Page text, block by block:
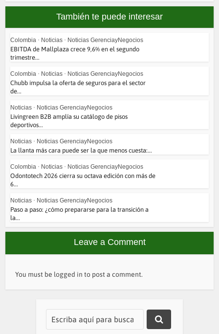
También te puede interesar
Colombia • Noticias • Noticias GerenciayNegocios
EBITDA de Mallplaza crece 9,6% en el segundo
trimestre...
Colombia • Noticias • Noticias GerenciayNegocios
Chubb impulsa la oferta de seguros para el sector
de...
Noticias • Noticias GerenciayNegocios
Livingreen B2B amplía su catálogo de pisos
deportivos...
Noticias • Noticias GerenciayNegocios
La llanta más cara puede ser la que menos cuesta:...
Colombia • Noticias • Noticias GerenciayNegocios
Odontotech 2026 cierra su octava edición con más de
6...
Noticias • Noticias GerenciayNegocios
Paso a paso: ¿cómo prepararse para la transición a
la...
Leave a Comment
You must be logged in to post a comment.